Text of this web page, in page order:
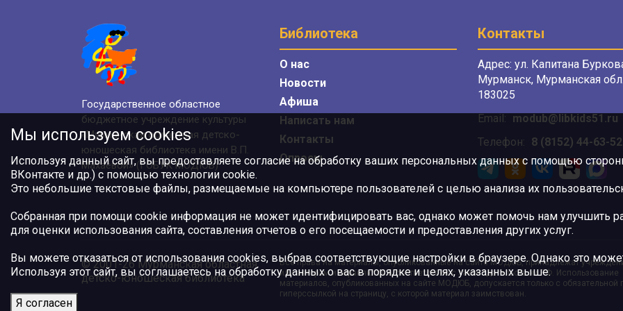
Государственное областное
бюджетное учреждение культуры
«Мурманская областная детско-
юношеская библиотека имени В.П.
Махаевой» (ГОБУК МОДЮБ)
Библиотека
О нас
Новости
Афиша
Написать нам
Контакты
Опросы
Контакты
Адрес: ул. Капитана
Мурманск, Мурманская
183025
Email: modub@libkids51.ru
Телефон: 8 (8152) 44-63-52
© 2001-26 Мурманская областная
детско-юношеская библиотека
Все права на материалы, опубликованные на сайте МОДЮБ, принадлежат
или авторам и охраняются в соответствии с законодательством РФ. Использование
материалов, опубликованных на сайте МОДЮБ, допускается только с обязательной
гиперссылкой на страницу, с которой материал заимствован.
Мы используем cookies
Используя данный сайт, вы предоставляете согласие на обработку ваших персональных данных с помощью
ВКонтакте и др.) с помощью технологии cookie.
Это небольшие текстовые файлы, размещаемые на компьютере пользователей с целью анализа их
Собранная при помощи cookie информация не может идентифицировать вас, однако может помочь нам улучшить
для оценки использования сайта, составления отчетов о его посещаемости и предоставления других услуг.
Вы можете отказаться от использования cookies, выбрав соответствующие настройки в браузере. Однако это
Используя этот сайт, вы соглашаетесь на обработку данных о вас в порядке и целях, указанных выше.
Я согласен